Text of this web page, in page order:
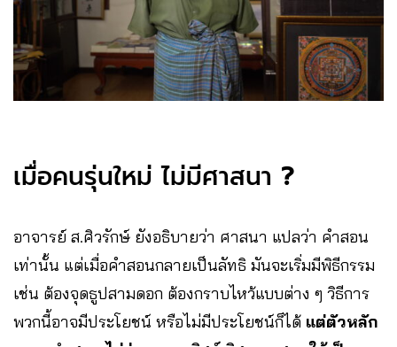
เมื่อคนรุ่นใหม่ ไม่มีศาสนา ?
อาจารย์ ส.ศิวรักษ์ ยังอธิบายว่า ศาสนา แปลว่า คำสอน
เท่านั้น แต่เมื่อคำสอนกลายเป็นลัทธิ มันจะเริ่มมีพิธีกรรม
เช่น ต้องจุดธูปสามดอก ต้องกราบไหว้แบบต่าง ๆ วิธีการ
พวกนี้อาจมีประโยชน์ หรือไม่มีประโยชน์ก็ได้ แต่ตัวหลัก